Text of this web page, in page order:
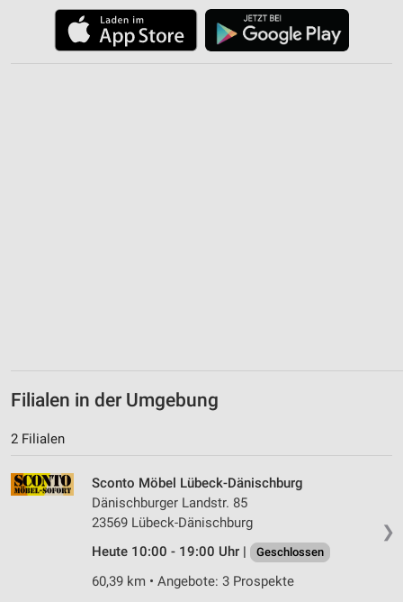
Filialen in der Umgebung
2 Filialen
❯
Sconto Möbel Lübeck-Dänischburg
Dänischburger Landstr. 85
23569 Lübeck-Dänischburg
Heute 10:00 - 19:00 Uhr |
Geschlossen
60,39 km • Angebote: 3 Prospekte